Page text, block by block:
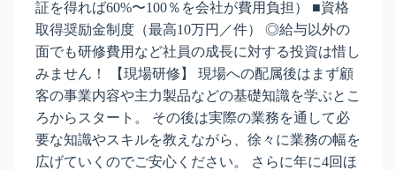
証を得れば60%〜100％を会社が費用負担） ■資格
取得奨励金制度（最高10万円／件） ◎給与以外の
面でも研修費用など社員の成長に対する投資は惜し
みません！ 【現場研修】 現場への配属後はまず顧
客の事業内容や主力製品などの基礎知識を学ぶとこ
ろからスタート。 その後は実際の業務を通して必
要な知識やスキルを教えながら、徐々に業務の幅を
広げていくのでご安心ください。 さらに年に4回ほ